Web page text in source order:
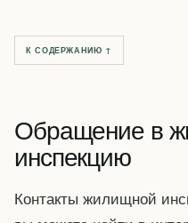
К СОДЕРЖАНИЮ ↑
Обращение в
инспекцию
Контакты жилищной